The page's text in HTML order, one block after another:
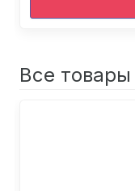
Все